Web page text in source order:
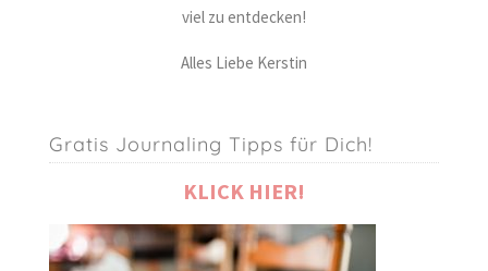
viel zu entdecken!
Alles Liebe Kerstin
Gratis Journaling Tipps für Dich!
KLICK HIER!